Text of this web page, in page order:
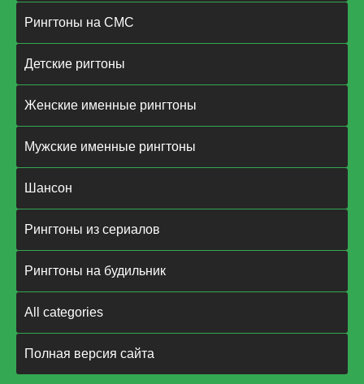
Рингтоны на СМС
Детские ригтоны
Женские именные рингтоны
Мужские именные рингтоны
Шансон
Рингтоны из сериалов
Рингтоны на будильник
All categories
Полная версия сайта